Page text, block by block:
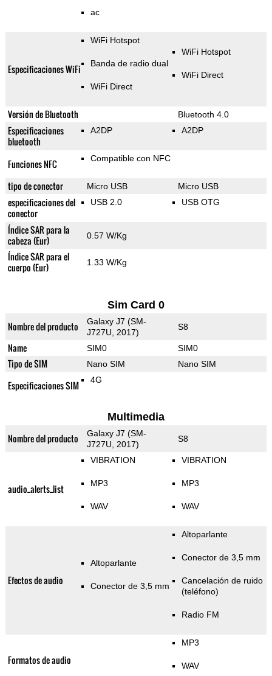
ac
Especificaciones WiFi
WiFi Hotspot
Banda de radio dual
WiFi Direct
WiFi Hotspot
WiFi Direct
Versión de Bluetooth Bluetooth 4.0
Especificaciones
bluetooth
A2DP A2DP
Funciones NFC Compatible con NFC
tipo de conector Micro USB Micro USB
especificaciones del
conector
USB 2.0 USB OTG
Índice SAR para la
cabeza (Eur)
0.57 W/Kg
Índice SAR para el
cuerpo (Eur)
1.33 W/Kg
Sim Card 0
Nombre del producto
Galaxy J7 (SM-
J727U, 2017)
S8
Name SIM0 SIM0
Tipo de SIM Nano SIM Nano SIM
Especificaciones SIM 4G
Multimedia
Nombre del producto
Galaxy J7 (SM-
J727U, 2017)
S8
audio_alerts_list
VIBRATION
MP3
WAV
VIBRATION
MP3
WAV
Efectos de audio
Altoparlante
Conector de 3,5 mm
Altoparlante
Conector de 3,5 mm
Cancelación de ruido
(teléfono)
Radio FM
Formatos de audio
MP3
WAV